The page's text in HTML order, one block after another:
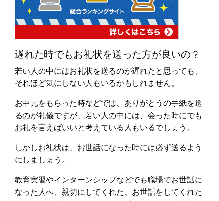
遅れた時でもお礼状を送った方が良いの？
若い人の中にはお礼状を送るのが遅れたと思っても、
それほど気にしない人もいるかもしれません。
お中元をもらった時などでは、ありがとうの手紙を送
るのが礼儀ですが、若い人の中には、会った時にでも
お礼を言えばいいと考えている人もいるでしょう。
しかしお礼状は、お世話になった時には必ず送るよう
にしましょう。
教育実習やインターンシップなどでも職場でお世話に
なった人へ、親切にしてくれた、お世話をしてくれた